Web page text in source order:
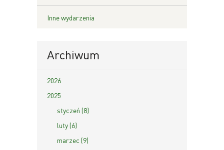
Inne wydarzenia
Archiwum
2026
2025
styczeń (8)
luty (6)
marzec (9)